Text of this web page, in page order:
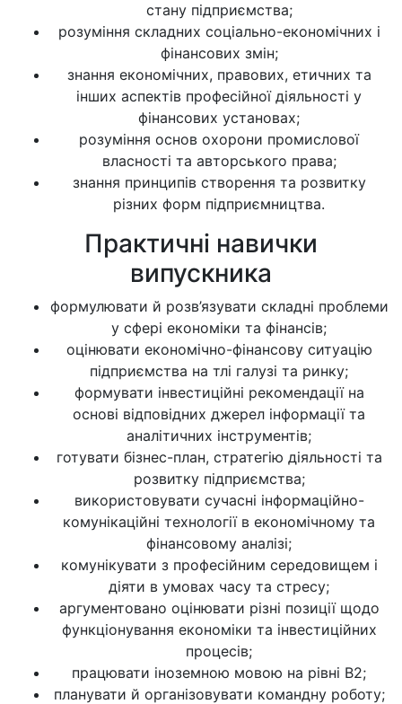
стану підприємства;
розуміння складних соціально-економічних і
фінансових змін;
знання економічних, правових, етичних та
інших аспектів професійної діяльності у
фінансових установах;
розуміння основ охорони промислової
власності та авторського права;
знання принципів створення та розвитку
різних форм підприємництва.
Практичні навички
випускника
формулювати й розв’язувати складні проблеми
у сфері економіки та фінансів;
оцінювати економічно-фінансову ситуацію
підприємства на тлі галузі та ринку;
формувати інвестиційні рекомендації на
основі відповідних джерел інформації та
аналітичних інструментів;
готувати бізнес-план, стратегію діяльності та
розвитку підприємства;
використовувати сучасні інформаційно-
комунікаційні технології в економічному та
фінансовому аналізі;
комунікувати з професійним середовищем і
діяти в умовах часу та стресу;
аргументовано оцінювати різні позиції щодо
функціонування економіки та інвестиційних
процесів;
працювати іноземною мовою на рівні B2;
планувати й організовувати командну роботу;